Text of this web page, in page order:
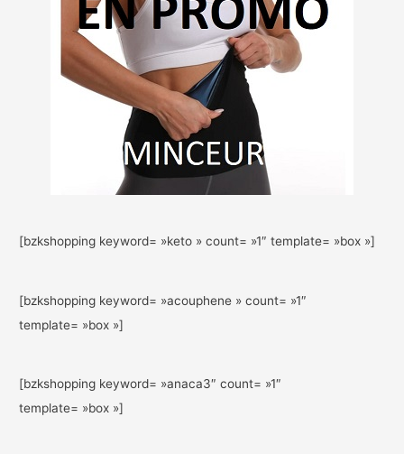
[bzkshopping keyword= »keto » count= »1″ template= »box »]
[bzkshopping keyword= »acouphene » count= »1″
template= »box »]
[bzkshopping keyword= »anaca3″ count= »1″
template= »box »]